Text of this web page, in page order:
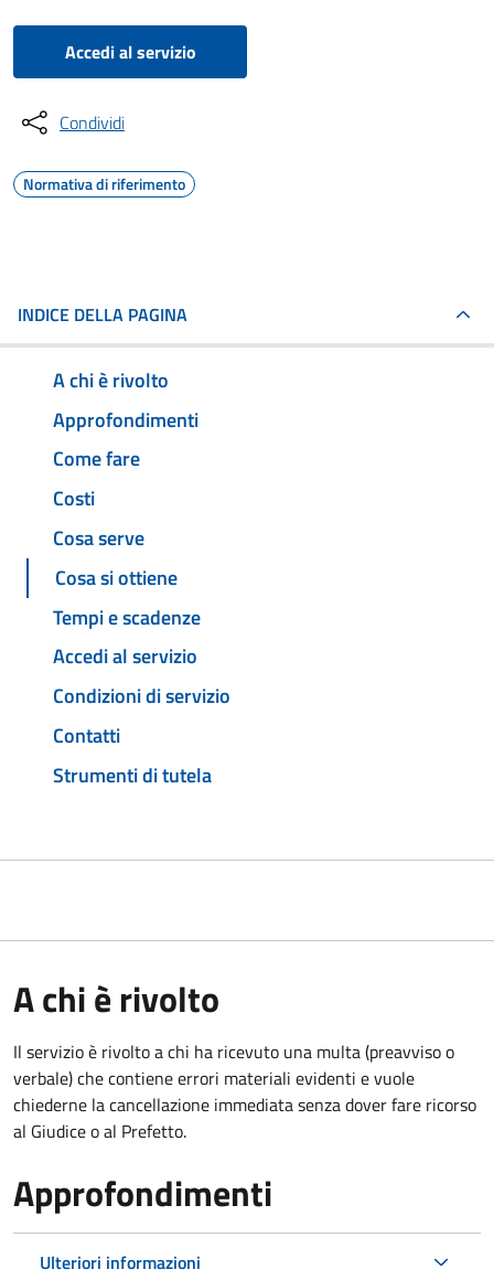
Accedi al servizio
Condividi
Normativa di riferimento
INDICE DELLA PAGINA
A chi è rivolto
Approfondimenti
Come fare
Costi
Cosa serve
Cosa si ottiene
Tempi e scadenze
Accedi al servizio
Condizioni di servizio
Contatti
Strumenti di tutela
A chi è rivolto
Il servizio è rivolto a chi ha ricevuto una multa (preavviso o
verbale) che contiene errori materiali evidenti e vuole
chiederne la cancellazione immediata senza dover fare ricorso
al Giudice o al Prefetto.
Approfondimenti
Ulteriori informazioni